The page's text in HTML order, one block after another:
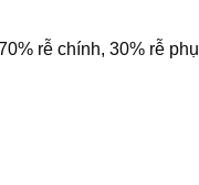
rễ chính, 30% rễ phụ